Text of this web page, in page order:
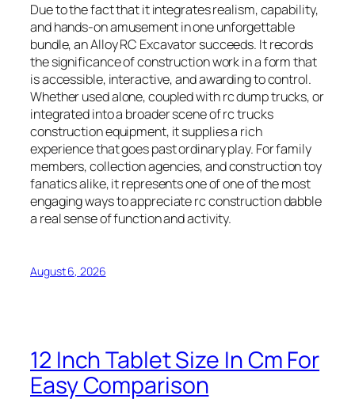
Due to the fact that it integrates realism, capability,
and hands-on amusement in one unforgettable
bundle, an Alloy RC Excavator succeeds. It records
the significance of construction work in a form that
is accessible, interactive, and awarding to control.
Whether used alone, coupled with rc dump trucks, or
integrated into a broader scene of rc trucks
construction equipment, it supplies a rich
experience that goes past ordinary play. For family
members, collection agencies, and construction toy
fanatics alike, it represents one of one of the most
engaging ways to appreciate rc construction dabble
a real sense of function and activity.
August 6, 2026
12 Inch Tablet Size In Cm For
Easy Comparison